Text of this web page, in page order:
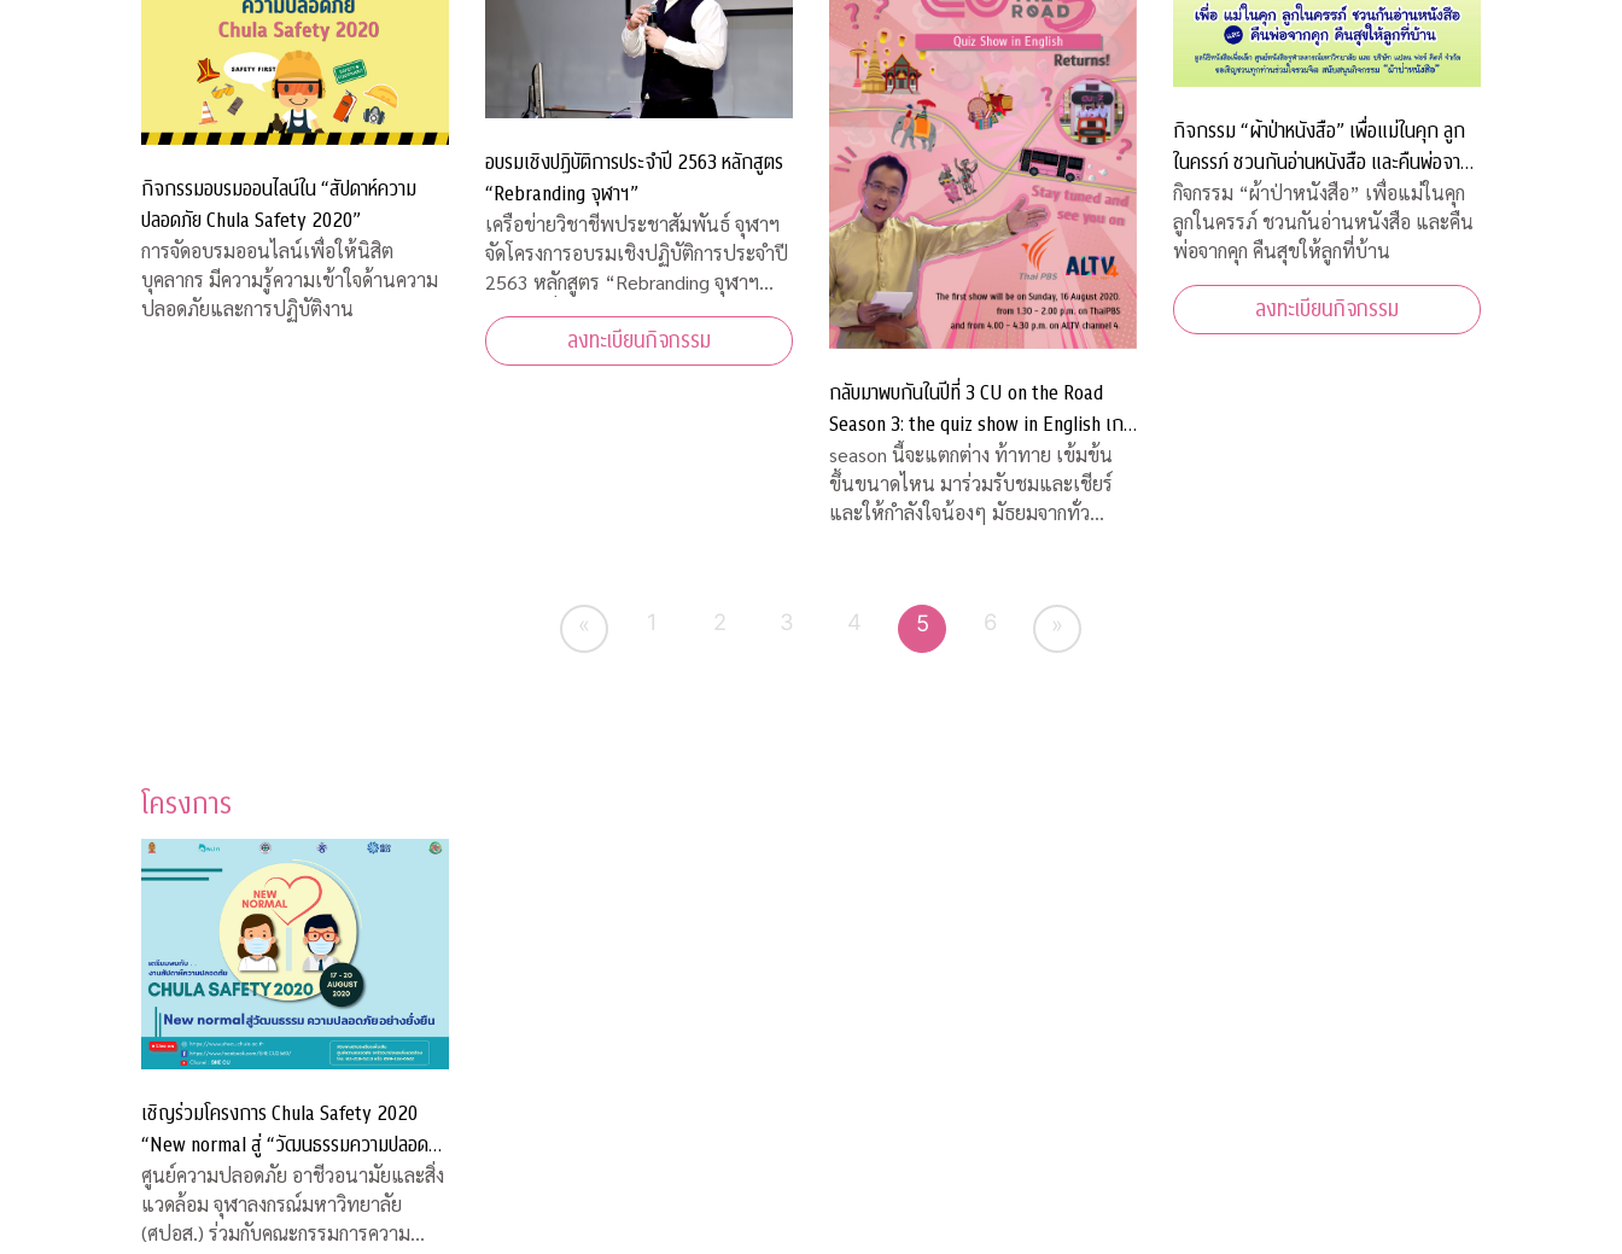
กิจกรรมอบรมออนไลน์ใน “สัปดาห์ความ
ปลอดภัย Chula Safety 2020”
การจัดอบรมออนไลน์เพื่อให้นิสิต
บุคลากร มีความรู้ความเข้าใจด้านความ
ปลอดภัยและการปฏิบัติงาน
อบรมเชิงปฏิบัติการประจำปี 2563 หลักสูตร
“Rebranding จุฬาฯ”
เครือข่ายวิชาชีพประชาสัมพันธ์ จุฬาฯ
จัดโครงการอบรมเชิงปฏิบัติการประจำปี
2563 หลักสูตร “Rebranding จุฬาฯ
และการสื่อสารประชาสัมพันธ์ภายหลัง
สถานการณ์โควิด-19”
ลงทะเบียนกิจกรรม
กลับมาพบกันในปีที่ 3 CU on the Road
Season 3: the quiz show in English เกม
คิดชิงไหวชิงพริบสุดมันส์ ส่งตรงถึงบ้านท่าน
season นี้จะแตกต่าง ท้าทาย เข้มข้น
ขึ้นขนาดไหน มาร่วมรับชมและเชียร์
และให้กำลังใจน้องๆ มัธยมจากทั่ว
กันทางสถานีโทรทัศน์เอแอลทีวี (ALTV)
กิจกรรม “ผ้าป่าหนังสือ” เพื่อแม่ในคุก ลูก
ในครรภ์ ชวนกันอ่านหนังสือ และคืนพ่อจาก
คุก คืนสุขให้ลูกที่บ้าน
กิจกรรม “ผ้าป่าหนังสือ” เพื่อแม่ในคุก
ลูกในครรภ์ ชวนกันอ่านหนังสือ และคืน
พ่อจากคุก คืนสุขให้ลูกที่บ้าน
ลงทะเบียนกิจกรรม
« 1 2 3 4 5 6 »
โครงการ
เชิญร่วมโครงการ Chula Safety 2020
“New normal สู่ “วัฒนธรรมความปลอดภัย
อย่างยั่งยืน”
ศูนย์ความปลอดภัย อาชีวอนามัยและสิ่ง
แวดล้อม จุฬาลงกรณ์มหาวิทยาลัย
(ศปอส.) ร่วมกับคณะกรรมการความ